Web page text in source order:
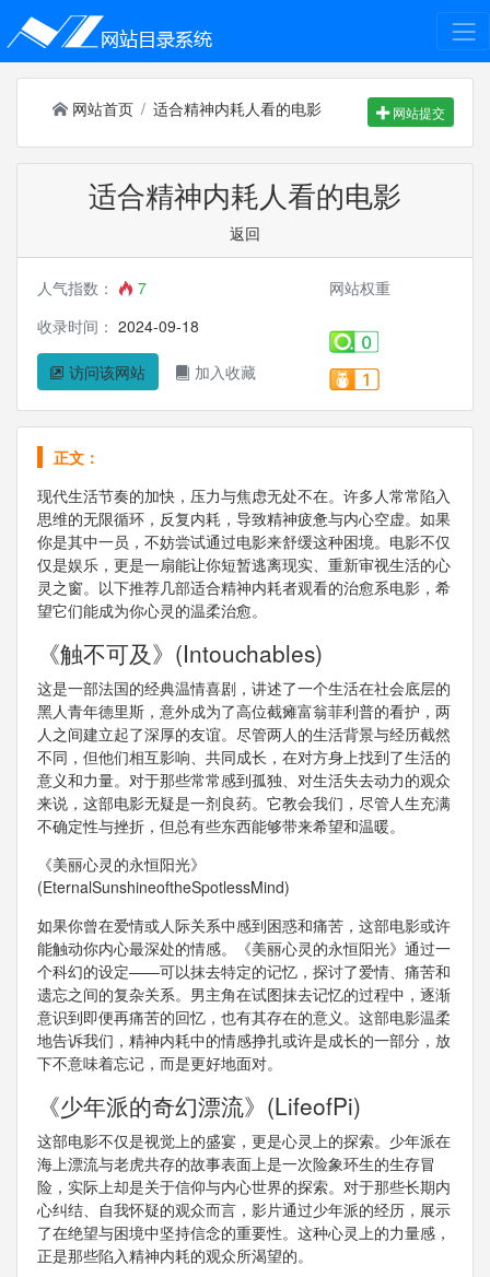
网站首页 适合精神内耗人看的电影 网站提交
适合精神内耗人看的电影
返回
人气指数：
7
收录时间： 2024-09-18
访问该网站 加入收藏
网站权重
正文：
现代生活节奏的加快，压力与焦虑无处不在。许多人常常陷入
思维的无限循环，反复内耗，导致精神疲惫与内心空虚。如果
你是其中一员，不妨尝试通过电影来舒缓这种困境。电影不仅
仅是娱乐，更是一扇能让你短暂逃离现实、重新审视生活的心
灵之窗。以下推荐几部适合精神内耗者观看的治愈系电影，希
望它们能成为你心灵的温柔治愈。
《触不可及》(Intouchables)
这是一部法国的经典温情喜剧，讲述了一个生活在社会底层的
黑人青年德里斯，意外成为了高位截瘫富翁菲利普的看护，两
人之间建立起了深厚的友谊。尽管两人的生活背景与经历截然
不同，但他们相互影响、共同成长，在对方身上找到了生活的
意义和力量。对于那些常常感到孤独、对生活失去动力的观众
来说，这部电影无疑是一剂良药。它教会我们，尽管人生充满
不确定性与挫折，但总有些东西能够带来希望和温暖。
《美丽心灵的永恒阳光》
(EternalSunshineoftheSpotlessMind)
如果你曾在爱情或人际关系中感到困惑和痛苦，这部电影或许
能触动你内心最深处的情感。《美丽心灵的永恒阳光》通过一
个科幻的设定——可以抹去特定的记忆，探讨了爱情、痛苦和
遗忘之间的复杂关系。男主角在试图抹去记忆的过程中，逐渐
意识到即便再痛苦的回忆，也有其存在的意义。这部电影温柔
地告诉我们，精神内耗中的情感挣扎或许是成长的一部分，放
下不意味着忘记，而是更好地面对。
《少年派的奇幻漂流》(LifeofPi)
这部电影不仅是视觉上的盛宴，更是心灵上的探索。少年派在
海上漂流与老虎共存的故事表面上是一次险象环生的生存冒
险，实际上却是关于信仰与内心世界的探索。对于那些长期内
心纠结、自我怀疑的观众而言，影片通过少年派的经历，展示
了在绝望与困境中坚持信念的重要性。这种心灵上的力量感，
正是那些陷入精神内耗的观众所渴望的。